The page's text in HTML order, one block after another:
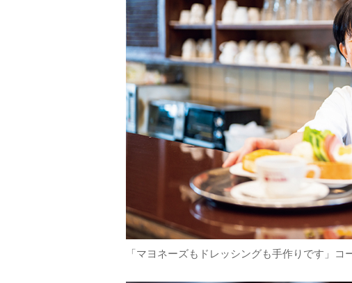
「マヨネーズもドレッシングも手作りです」